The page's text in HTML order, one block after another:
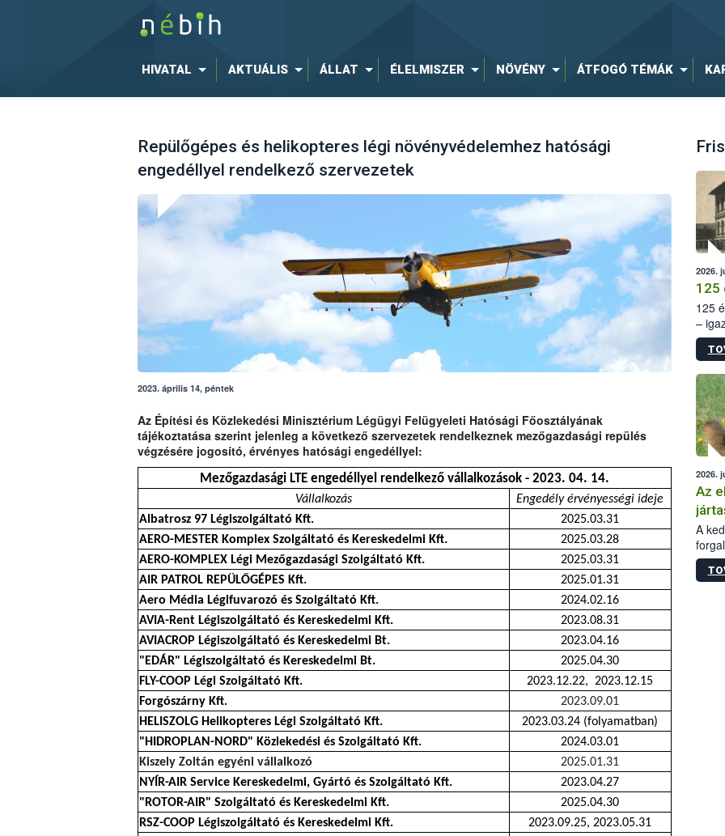
HIVATAL AKTUÁLIS ÁLLAT ÉLELMISZER NÖVÉNY ÁTFOGÓ TÉMÁK
Repülőgépes és helikopteres légi növényvédelemhez hatósági
engedéllyel rendelkező szervezetek
2023. április 14, péntek
Az Építési és Közlekedési Minisztérium Légügyi Felügyeleti Hatósági Főosztályának
tájékoztatása szerint jelenleg a következő szervezetek rendelkeznek mezőgazdasági repülés
végzésére jogosító, érvényes hatósági engedéllyel:
Mezőgazdasági LTE engedéllyel rendelkező vállalkozások - 2023. 04. 14.
Vállalkozás
Engedély érvényességi ideje
Albatrosz 97 Légiszolgáltató Kft.
2025.03.31
AERO-MESTER Komplex Szolgáltató és Kereskedelmi Kft.
2025.03.28
AERO-KOMPLEX Légi Mezőgazdasági Szolgáltató Kft.
2025.03.31
AIR PATROL REPÜLŐGÉPES Kft.
2025.01.31
Aero Média Légifuvarozó és Szolgáltató Kft.
2024.02.16
AVIA-Rent Légiszolgáltató és Kereskedelmi Kft.
2023.08.31
AVIACROP Légiszolgáltató és Kereskedelmi Bt.
2023.04.16
"EDÁR" Légiszolgáltató és Kereskedelmi Bt.
2025.04.30
FLY-COOP Légi Szolgáltató Kft.
2023.12.22, 2023.12.15
Forgószárny Kft.
2023.09.01
HELISZOLG Helikopteres Légi Szolgáltató Kft.
2023.03.24 (folyamatban)
"HIDROPLAN-NORD" Közlekedési és Szolgáltató Kft.
2024.03.01
Kiszely Zoltán egyéni vállalkozó
2025.01.31
NYÍR-AIR Service Kereskedelmi, Gyártó és Szolgáltató Kft.
2023.04.27
"ROTOR-AIR" Szolgáltató és Kereskedelmi Kft.
2025.04.30
RSZ-COOP Légiszolgáltató és Kereskedelmi Kft.
2023.09.25, 2023.05.31
2026.
125
125
–
15.
2026.
Az
A